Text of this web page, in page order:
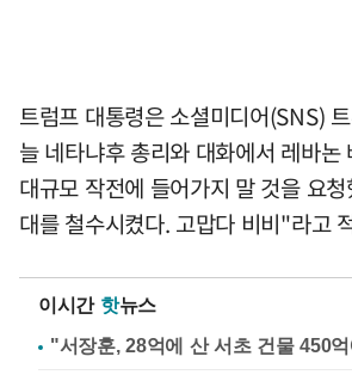
트럼프 대통령은 소셜미디어(SNS)
늘 네타냐후 총리와 대화에서 레바논
대규모 작전에 들어가지 말 것을 요
대를 철수시켰다. 고맙다 비비"라고
이시간 핫뉴스
"서장훈, 28억에 산 서초 건물 450